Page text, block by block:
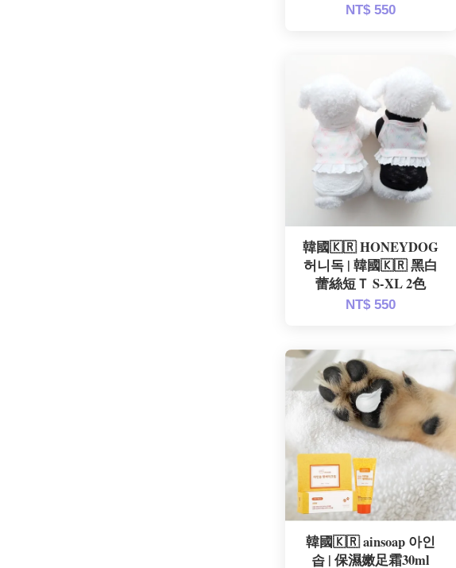
NT$ 550
韓國🇰🇷 HONEYDOG
허니독 | 韓國🇰🇷 黑白
蕾絲短Ｔ S-XL 2色
NT$ 550
韓國🇰🇷 ainsoap 아인
솝 | 保濕嫩足霜30ml